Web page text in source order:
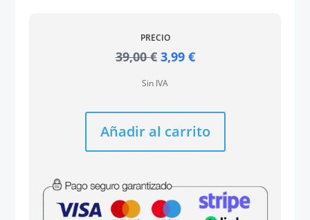
PRECIO
39,00€ El
original
3,99 €El
3,99 €.
Sin IVA
Añadir al carrito